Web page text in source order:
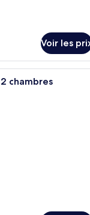
Voir les
chambre d’hôtel avec
chambres